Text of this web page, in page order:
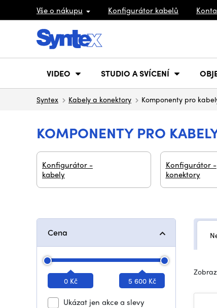
Vše o nákupu Konfigurátor kabelů
VIDEO STUDIO A SVÍCENÍ
Syntex Kabely a konektory Komponenty pro
KOMPONENTY PRO
Konfigurátor -
kabely
Konfigurátor -
konektory
Cena
0 Kč 5 600 Kč
Ukázat jen akce a slevy